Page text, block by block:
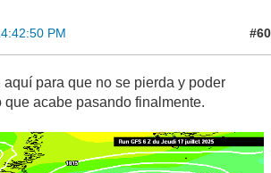
PM #60
aquí para que no se pierda y poder
que acabe pasando finalmente.